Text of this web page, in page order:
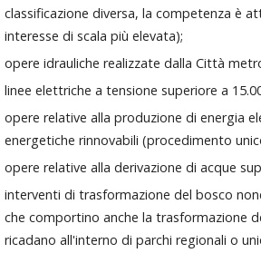
classificazione diversa, la competenza è
interesse di scala più elevata);
opere idrauliche realizzate dalla Città
linee elettriche a tensione superiore a
opere relative alla produzione di energia
energetiche rinnovabili (procedimento
opere relative alla derivazione di acque
interventi di trasformazione del bosco
che comportino anche la trasformazione
ricadano all'interno di parchi regionali o